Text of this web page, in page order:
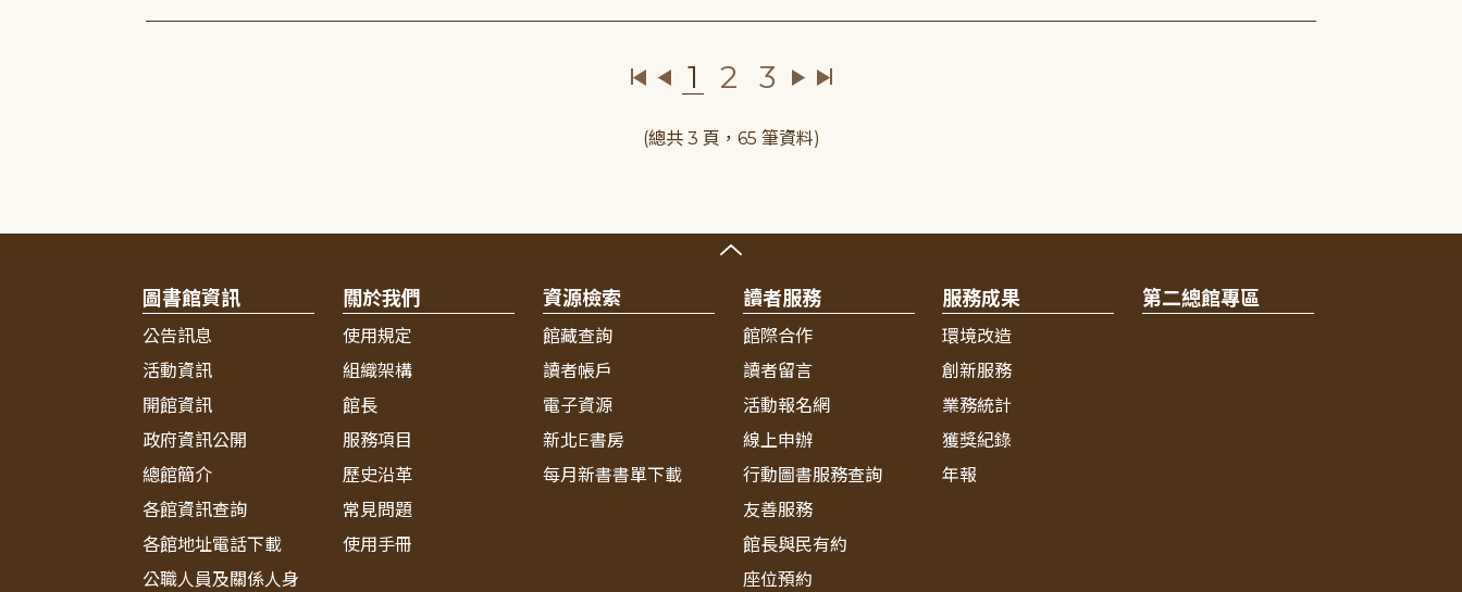
1 2 3
(總共 3 頁，65 筆資料)
圖書館資訊
公告訊息
活動資訊
開館資訊
政府資訊公開
總館簡介
各館資訊查詢
各館地址電話下載
公職人員及關係人身
關於我們
使用規定
組織架構
館長
服務項目
歷史沿革
常見問題
使用手冊
資源檢索
館藏查詢
讀者帳戶
電子資源
新北E書房
每月新書書單下載
讀者服務
館際合作
讀者留言
活動報名網
線上申辦
行動圖書服務查詢
友善服務
館長與民有約
座位預約
服務成果
環境改造
創新服務
業務統計
獲獎紀錄
年報
第二總館專區